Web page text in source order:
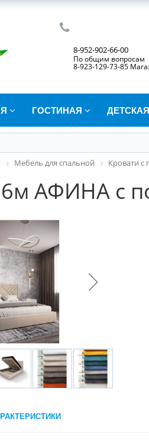
8-952-902-66-00
По общим вопросам
8-923-129-73-85
ГОСТИНАЯ ДЕТСКАЯ
Мебель для спальной Кровати
АФИНА с